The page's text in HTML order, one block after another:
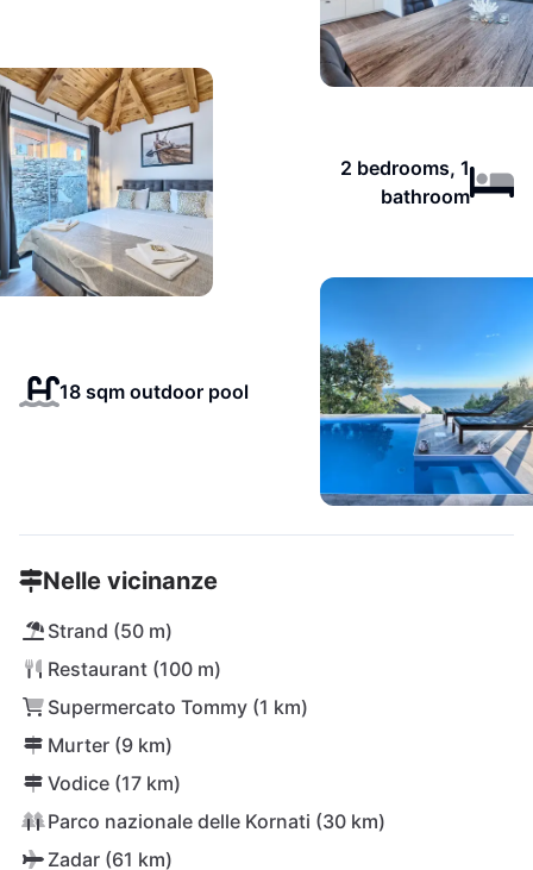
2 bedrooms, 1
bathroom
18 sqm outdoor pool
Nelle vicinanze
Strand (50 m)
Restaurant (100 m)
Supermercato Tommy (1 km)
Murter (9 km)
Vodice (17 km)
Parco nazionale delle Kornati (30 km)
Zadar (61 km)